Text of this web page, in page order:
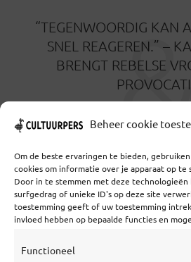
Beheer cookie
Om de beste ervaringen te bieden,
cookies om informatie over je apparaat op te
Door in te stemmen met deze technologieën
surfgedrag of unieke ID's op deze site
toestemming geeft of uw toestemming
invloed hebben op bepaalde functies en
Functioneel
“TEGENWOORDIG KAN
SNEL REAGEREN.” –
BRENGT REBELSE
Coöperatief Cultureel Persbureau
3524KS Utrecht | KvK: 55573592